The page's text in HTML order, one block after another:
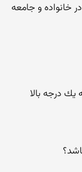
درجه بالا